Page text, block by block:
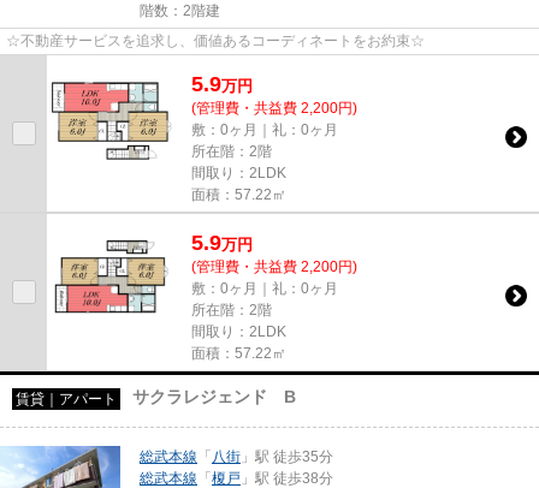
階数：2階建
☆不動産サービスを追求し、価値あるコーディネートをお約束☆
5.9万円
(管理費・共益費 2,200円)
敷：0ヶ月｜礼：0ヶ月
所在階：2階
間取り：2LDK
面積：57.22㎡
5.9万円
(管理費・共益費 2,200円)
敷：0ヶ月｜礼：0ヶ月
所在階：2階
間取り：2LDK
面積：57.22㎡
賃貸｜アパート サクラレジェンド B
総武本線 「 八街 」駅 徒歩35分
総武本線 「榎戸 」駅 徒歩38分